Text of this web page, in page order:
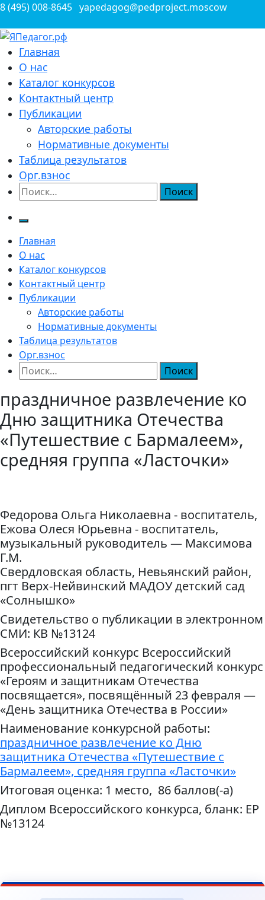
Перейти
содержимому
8 (495) 008-8645 yapedagog@pedproject.moscow
ЯПедагог.рф
Всероссийские конкурсы для педагогов
Главная
О нас
Каталог конкурсов
Контактный центр
Публикации
Авторские работы
Нормативные документы
Таблица результатов
Орг.взнос
Найти:
Главная
О нас
Каталог конкурсов
Контактный центр
Публикации
Авторские работы
Нормативные документы
Таблица результатов
Орг.взнос
Найти:
праздничное развлечение ко
Дню защитника Отечества
«Путешествие с Бармалеем»,
средняя группа «Ласточки»
Федорова Ольга Николаевна - воспитатель,
Ежова Олеся Юрьевна - воспитатель,
музыкальный руководитель — Максимова
Г.М.
Свердловская область, Невьянский район,
пгт Верх-Нейвинский МАДОУ детский сад
«Солнышко»
Свидетельство о публикации в электронном
СМИ: КВ №13124
Всероссийский конкурс Всероссийский
профессиональный педагогический конкурс
«Героям и защитникам Отечества
посвящается», посвящённый 23 февраля —
«День защитника Отечества в России»
Наименование конкурсной работы:
праздничное развлечение ко Дню
защитника Отечества «Путешествие с
Бармалеем», средняя группа «Ласточки»
Итоговая оценка: 1 место, 86 баллов(-а)
Диплом Всероссийского конкурса, бланк: ЕР
№13124